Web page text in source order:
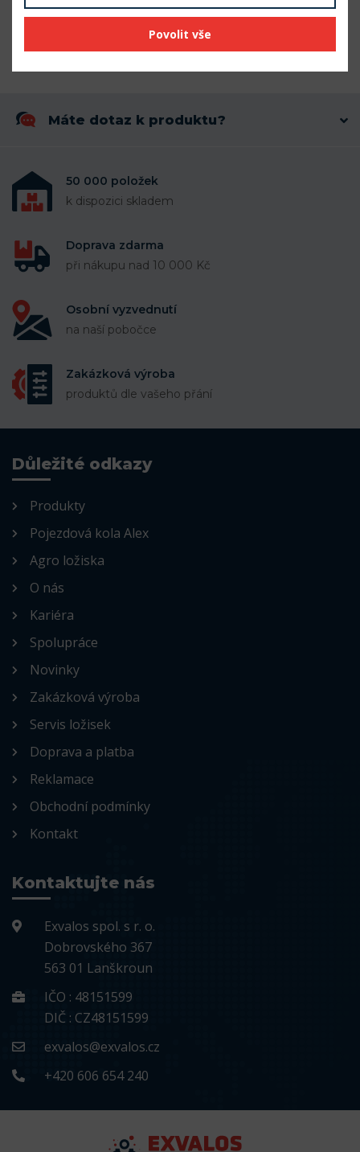
Výpočtová délka Lw (mm) 4000
Máte dotaz k produktu?
50 000 položek
k dispozici skladem
Doprava zdarma
při nákupu nad 10 000 Kč
Osobní vyzvednutí
na naší pobočce
Zakázková výroba
produktů dle vašeho přání
Důležité odkazy
Produkty
Pojezdová kola Alex
Agro ložiska
O nás
Kariéra
Spolupráce
Novinky
Zakázková výroba
Servis ložisek
Doprava a platba
Reklamace
Obchodní podmínky
Kontakt
Kontaktujte nás
Exvalos spol. s r. o.
Dobrovského 367
563 01 Lanškroun
IČO : 48151599
DIČ : CZ48151599
exvalos@exvalos.cz
+420 606 654 240
Povolit vše